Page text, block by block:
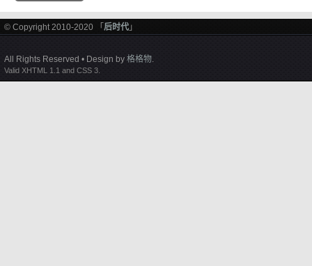
© Copyright 2010-2020 「 后时代 」
All Rights Reserved • Design by 格格物.
Valid XHTML 1.1 and CSS 3.